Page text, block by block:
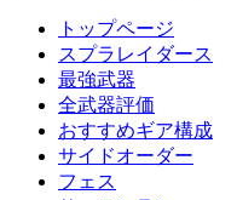
トップページ
スプラレイダース
最強武器
全武器評価
おすすめギア構成
サイドオーダー
フェス